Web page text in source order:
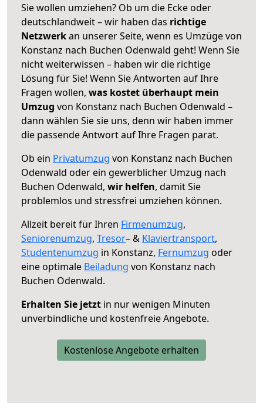
Sie wollen umziehen? Ob um die Ecke oder
deutschlandweit – wir haben das richtige
Netzwerkan unserer Seite, wenn es Umzüge von
Konstanz nach Buchen Odenwald geht! Wenn Sie
nicht weiterwissen – haben wir die richtige
Lösung für Sie! Wenn Sie Antworten auf Ihre
Fragen wollen, was kostet überhaupt mein
Umzug von Konstanz nach Buchen Odenwald –
dann wählen Sie sie uns, denn wir haben immer
die passende Antwort auf Ihre Fragen parat.
Ob ein Privatumzug von Konstanz nach Buchen
Odenwald oder ein gewerblicher Umzug nach
Buchen Odenwald, wir helfen, damit Sie
problemlos und stressfrei umziehen können.
Allzeit bereit für Ihren Firmenumzug,
Seniorenumzug, Tresor– & Klaviertransport,
Studentenumzug in Konstanz, Fernumzug oder
eine optimale Beiladung von Konstanz nach
Buchen Odenwald.
Erhalten Sie jetzt in nur wenigen Minuten
unverbindliche und kostenfreie Angebote.
Kostenlose Angebote erhalten